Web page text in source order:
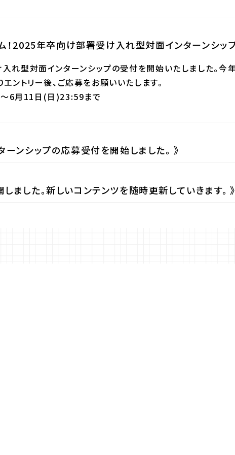
！2025年卒向け部署受け入れ型対面インターンシッ
れ型対面インターンシップの受付を開始いたしました。今
エントリー後、ご応募をお願いいたします。
～6月11日(日)23:59まで
ンシップの応募受付を開始しました。
ました。新しいコンテンツを随時更新していきます。